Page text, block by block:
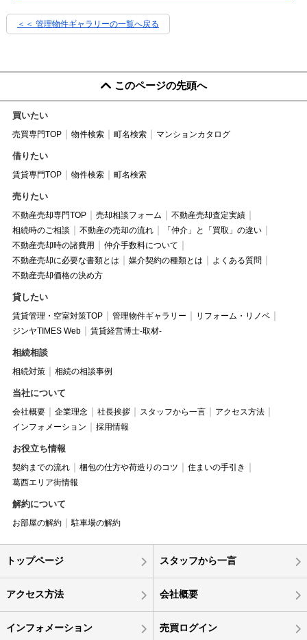
＜＜ 管理物件ギャラリーの一覧へ戻る
このページの先頭へ
買いたい
売買専門TOP 物件検索 町名検索 マンションカタログ
借りたい
賃貸専門TOP 物件検索 町名検索
売りたい
不動産売却専門TOP 売却相談フォーム
不動産売却査定実績
相続時のご相談
不動産の売却の流れ
「仲介」と「買取」の違い
不動産売却時の諸費用
仲介手数料について
不動産売却に必要な書類とは
媒介契約の種類とは
よくある質問
不動産売却価格の決め方
貸したい
賃貸管理・空室対策TOP 管理物件ギャラリー
リフォーム・リノベ
ジンヤTIMES Web
賃貸経営博士-取材-
相続相談
相続対策 相続の相談事例
当社について
会社概要 企業理念 社長挨拶 スタッフから一言
アクセス方法
インフォメーション
採用情報
お役立ち情報
契約までの流れ 梱包の仕方や荷造りのコツ
住まいの手引き
葛西エリア街情報
解約について
お部屋の解約 駐車場の解約
トップページ スタッフから一言
アクセス方法 会社概要
インフォメーション 売買ログイン